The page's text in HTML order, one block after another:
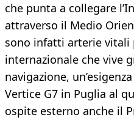
che punta a collegare
attraverso il Medio
sono infatti arterie vitali
internazionale che vive
navigazione,
Vertice G7 in Puglia al
ospite esterno anche il